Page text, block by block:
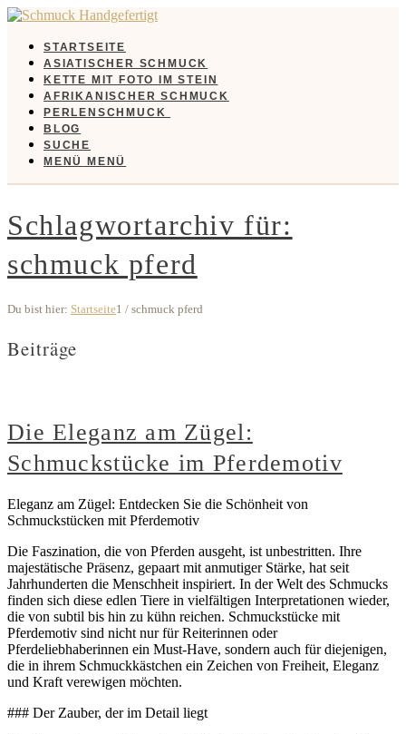
STARTSEITE
ASIATISCHER SCHMUCK
KETTE MIT FOTO IM STEIN
AFRIKANISCHER SCHMUCK
PERLENSCHMUCK
BLOG
SUCHE
MENÜ
MENÜ
Schlagwortarchiv für:
schmuck pferd
Du bist hier: Startseite1 / schmuck pferd
Beiträge
Die Eleganz am Zügel:
Schmuckstücke im Pferdemotiv
Eleganz am Zügel: Entdecken Sie die Schönheit von
Schmuckstücken mit Pferdemotiv
Die Faszination, die von Pferden ausgeht, ist unbestritten. Ihre
majestätische Präsenz, gepaart mit anmutiger Stärke, hat seit
Jahrhunderten die Menschheit inspiriert. In der Welt des Schmucks
finden sich diese edlen Tiere in vielfältigen Interpretationen wieder,
die von subtil bis hin zu kühn reichen. Schmuckstücke mit
Pferdemotiv sind nicht nur für Reiterinnen oder
Pferdeliebhaberinnen ein Must-Have, sondern auch für diejenigen,
die in ihrem Schmuckkästchen ein Zeichen von Freiheit, Eleganz
und Kraft verewigen möchten.
### Der Zauber, der im Detail liegt